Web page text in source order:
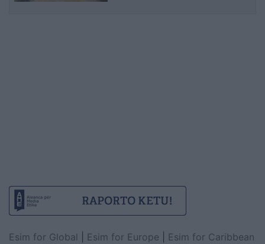
Esim for Global Esim for Europe
Esim for Caribbean